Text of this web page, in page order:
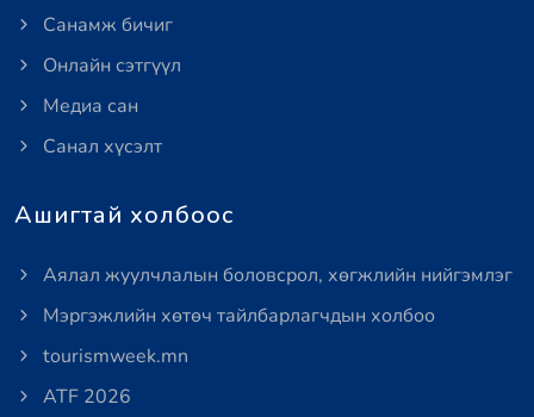
Санамж бичиг
Онлайн сэтгүүл
Медиа сан
Санал хүсэлт
Ашигтай холбоос
Аялал жуулчлалын боловсрол, хөгжлийн нийгэмлэг
Мэргэжлийн хөтөч тайлбарлагчдын холбоо
tourismweek.mn
ATF 2026